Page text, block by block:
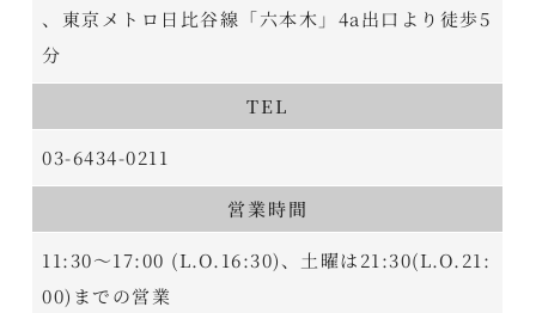
、東京メトロ日比谷線「六本木」4a出口より徒歩5
分
TEL
03-6434-0211
営業時間
11:30～17:00 (L.O.16:30)、土曜は21:30(L.O.21:
00)までの営業